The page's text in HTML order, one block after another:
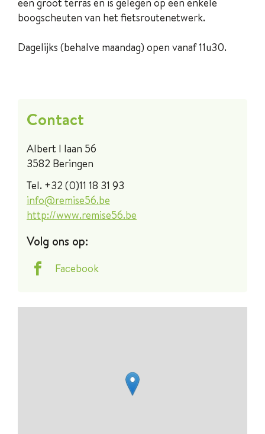
boogscheuten van het fietsroutenetwerk.
Dagelijks (behalve maandag) open vanaf 11u30.
Contact
Contact
Albert I laan 56
,3582 Beringen
Tel. +32 (0)11 18 31 93
E-
mail
info@remise56.be
Website
http://www.remise56.be
Volg ons op:
Facebook